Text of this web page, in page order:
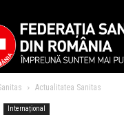
Actualitatea Sanitas
Internațional